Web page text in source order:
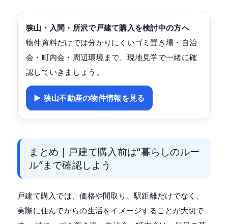
狭山・入間・所沢で戸建て購入を検討中の方へ
物件資料だけでは分かりにくいゴミ置き場・自治
会・町内会・周辺環境まで、現地見学で一緒に確
認していきましょう。
▶ 狭山不動産の物件情報を見る
まとめ｜戸建て購入前は“暮らしのルー
ル”まで確認しよう
戸建て購入では、価格や間取り、駅距離だけでなく、
実際に住んでからの生活をイメージすることが大切で